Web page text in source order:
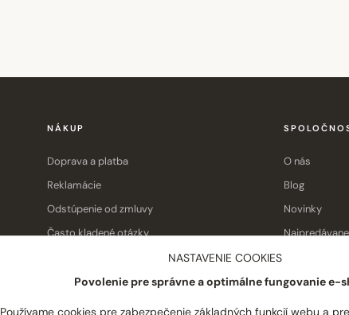
NÁKUP
Doprava a platba
Reklamácie
Odstúpenie od zmluvy
Často kladené otázky
O nás
Blog
Novinky
NASTAVENIE COOKIES
Povolenie pre správne a optimálne fungovanie e-
Používame cookies pre zabezpečenie základných funkcií webu a